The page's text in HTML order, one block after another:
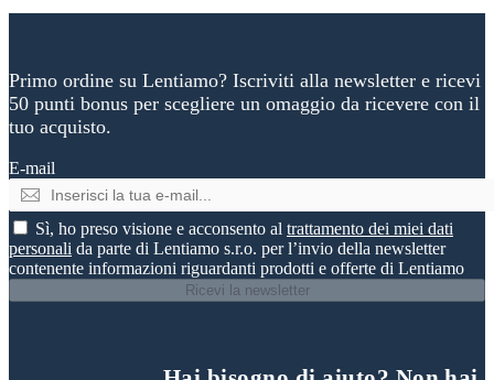
Primo ordine su Lentiamo? Iscriviti alla newsletter e ricevi
50 punti bonus per scegliere un omaggio da ricevere con il
tuo acquisto.
E-mail
Ricevi la newsletter
Sì, ho preso visione e acconsento al trattamento dei miei dati
personali da parte di Lentiamo s.r.o. per l’invio della newsletter
contenente informazioni riguardanti prodotti e offerte di Lentiamo